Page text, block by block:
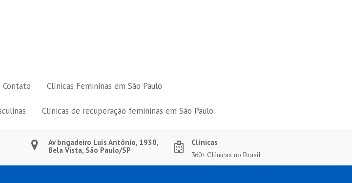
Contato Clínicas Femininas em São Paulo
Clínicas de recuperação femininas em São Paulo
Av brigadeiro Luís Antônio, 1930,
Bela Vista, São Paulo/SP
Clínicas
360+ Clínicas no Brasil